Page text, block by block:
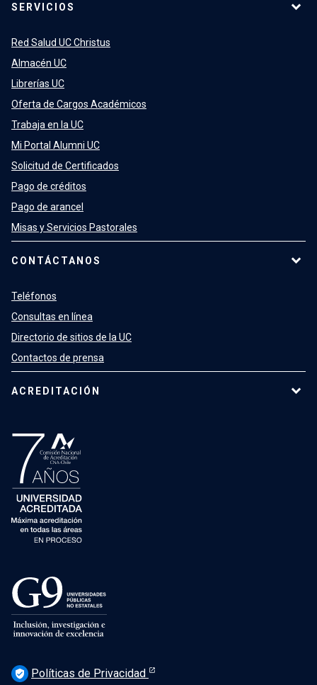
SERVICIOS
Red Salud UC Christus
Almacén UC
Librerías UC
Oferta de Cargos Académicos
Trabaja en la UC
Mi Portal Alumni UC
Solicitud de Certificados
Pago de créditos
Pago de arancel
Misas y Servicios Pastorales
CONTÁCTANOS
Teléfonos
Consultas en línea
Directorio de sitios de la UC
Contactos de prensa
ACREDITACIÓN
verified_user Políticas de Privacidad